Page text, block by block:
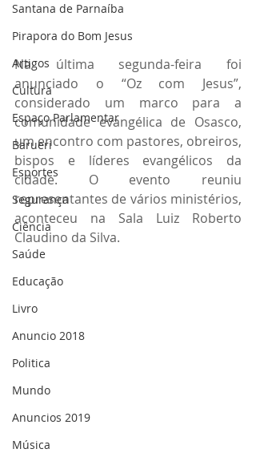
Santana de Parnaíba
Pirapora do Bom Jesus
Artigos
Cultura
Espaço Parlamentar
Barueri
Esportes
Segurança
Ciência
Saúde
Educação
Livro
Anuncio 2018
Politica
Mundo
Anuncios 2019
Música
Na última segunda-feira foi
anunciado o “Oz com Jesus”,
considerado um marco para a
comunidade evangélica de Osasco,
um encontro com pastores, obreiros,
bispos e líderes evangélicos da
cidade. O evento reuniu
representantes de vários ministérios,
aconteceu na Sala Luiz Roberto
Claudino da Silva.